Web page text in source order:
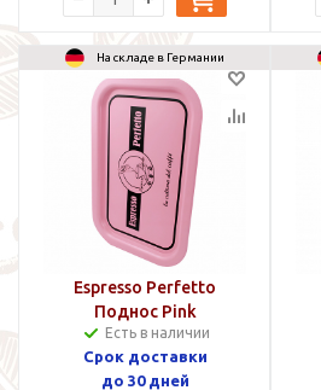
На складе в Германии
Espresso Perfetto
Поднос Pink
Есть в наличии
Срок доставки
до 30 дней